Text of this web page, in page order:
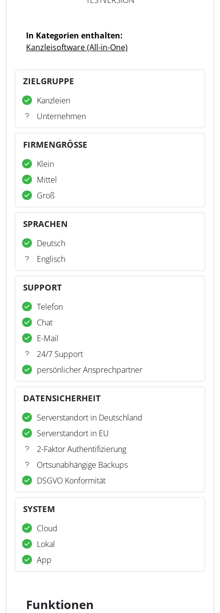
In Kategorien enthalten:
Kanzleisoftware (All-in-One)
ZIELGRUPPE
Kanzleien
Unternehmen
FIRMENGRÖSSE
Klein
Mittel
Groß
SPRACHEN
Deutsch
Englisch
SUPPORT
Telefon
Chat
E-Mail
24/7 Support
persönlicher Ansprechpartner
DATENSICHERHEIT
Serverstandort in Deutschland
Serverstandort in EU
2-Faktor Authentifizierung
Ortsunabhängige Backups
DSGVO Konformität
SYSTEM
Cloud
Lokal
App
Funktionen